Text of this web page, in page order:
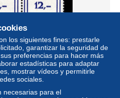
Druckerzeichen 5 #DCV99
los siguientes fines: prestarle
garantizar la seguridad de
preferencias para hacer más
estadísticas para adaptar
mostrar vídeos y permitirle
sociales.
necesarias para el